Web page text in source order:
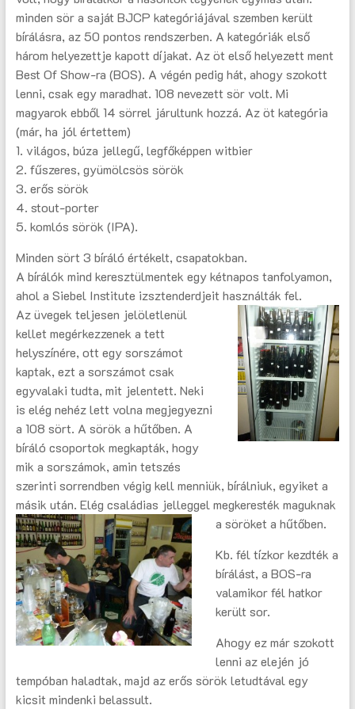
minden sör a saját BJCP kategóriájával szemben került
bírálásra, az 50 pontos rendszerben. A kategóriák első
három helyezettje kapott díjakat. Az öt első helyezett ment
Best Of Show-ra (BOS). A végén pedig hát, ahogy szokott
lenni, csak egy maradhat. 108 nevezett sör volt. Mi
magyarok ebből 14 sörrel járultunk hozzá. Az öt kategória
(már, ha jól értettem)
1. világos, búza jellegű, legfőképpen witbier
2. fűszeres, gyümölcsös sörök
3. erős sörök
4. stout-porter
5. komlós sörök (IPA).
Minden sört 3 bíráló értékelt, csapatokban.
A bírálók mind keresztülmentek egy kétnapos tanfolyamon,
ahol a Siebel Institute izsztenderdjeit használták fel.
Az üvegek teljesen jelöletlenül
kellet megérkezzenek a tett
helyszínére, ott egy sorszámot
kaptak, ezt a sorszámot csak
egyvalaki tudta, mit jelentett. Neki
is elég nehéz lett volna megjegyezni
a 108 sört. A sörök a hűtőben. A
bíráló csoportok megkapták, hogy
mik a sorszámok, amin tetszés
szerinti sorrendben végig kell menniük, bírálniuk, egyiket a
másik után. Elég családias jelleggel megkeresték maguknak
a söröket a hűtőben.
Kb. fél tízkor kezdték a
bírálást, a BOS-ra
valamikor fél hatkor
került sor.
Ahogy ez már szokott
lenni az elején jó
tempóban haladtak, majd az erős sörök letudtával egy
kicsit mindenki belassult.